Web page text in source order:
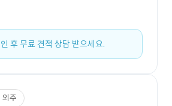
후 무료 견적 상담 받으세요.
외주